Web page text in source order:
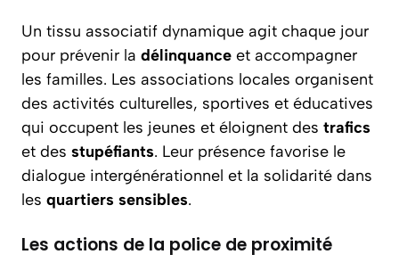
Un tissu associatif dynamique agit chaque jour
pour prévenir la délinquance et accompagner
les familles. Les associations locales organisent
des activités culturelles, sportives et éducatives
qui occupent les jeunes et éloignent des trafics
et des stupéfiants. Leur présence favorise le
dialogue intergénérationnel et la solidarité dans
les quartiers sensibles.
Les actions de la police de proximité